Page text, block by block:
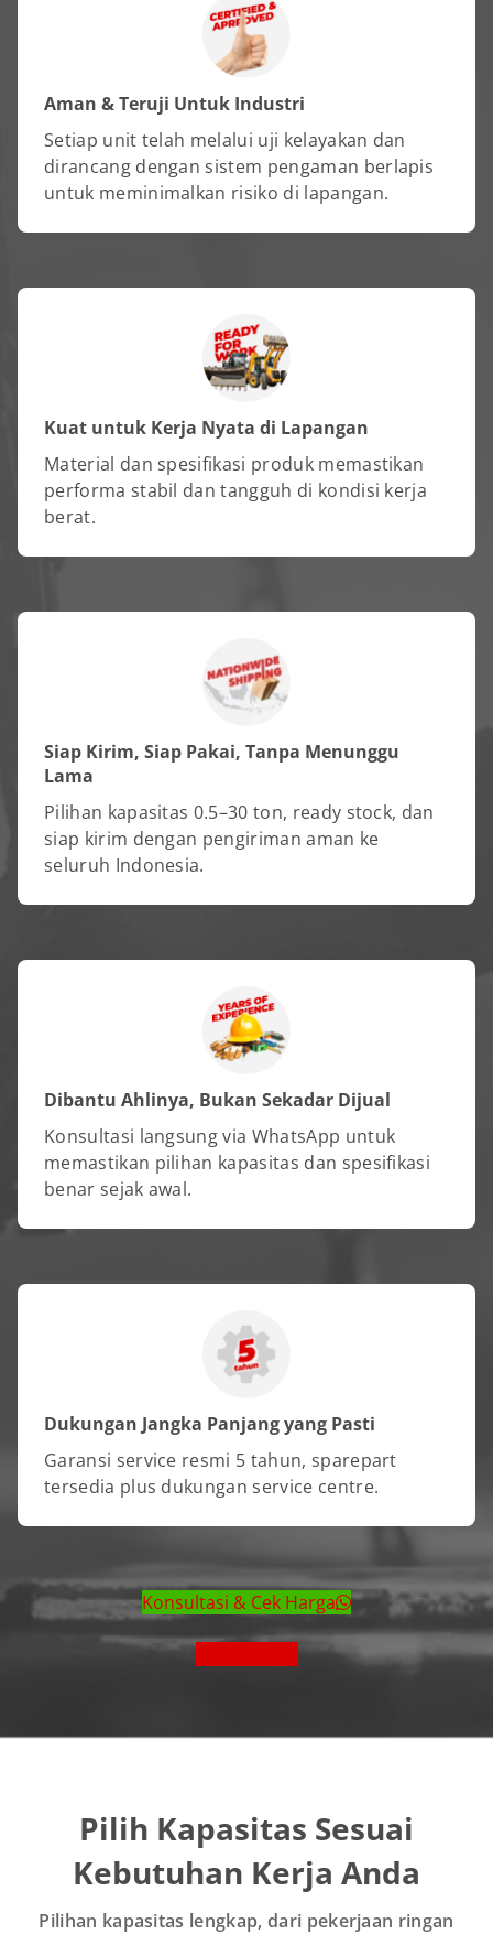
Aman & Teruji Untuk Industri
Setiap unit telah melalui uji kelayakan dan
dirancang dengan sistem pengaman berlapis
untuk meminimalkan risiko di lapangan.
Kuat untuk Kerja Nyata di Lapangan
Material dan spesifikasi produk memastikan
performa stabil dan tangguh di kondisi kerja
berat.
Siap Kirim, Siap Pakai, Tanpa Menunggu
Lama
Pilihan kapasitas 0.5–30 ton, ready stock, dan
siap kirim dengan pengiriman aman ke
seluruh Indonesia.
Dibantu Ahlinya, Bukan Sekadar Dijual
Konsultasi langsung via WhatsApp untuk
memastikan pilihan kapasitas dan spesifikasi
benar sejak awal.
Dukungan Jangka Panjang yang Pasti
Garansi service resmi 5 tahun, sparepart
tersedia plus dukungan service centre.
Konsultasi & Cek Harga
Lihat Brosur
Pilih Kapasitas Sesuai
Kebutuhan Kerja Anda
Pilihan kapasitas lengkap, dari pekerjaan ringan